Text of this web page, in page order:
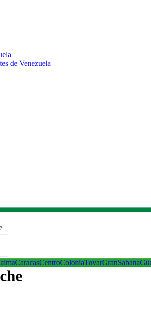
de Venezuela
CaracasCentroColoniaTovarGranSabana